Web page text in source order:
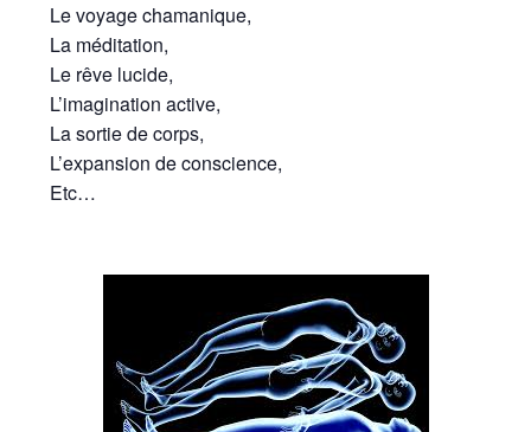
Le voyage chamanique,
La méditation,
Le rêve lucide,
L’imagination active,
La sortie de corps,
L’expansion de conscience,
Etc…